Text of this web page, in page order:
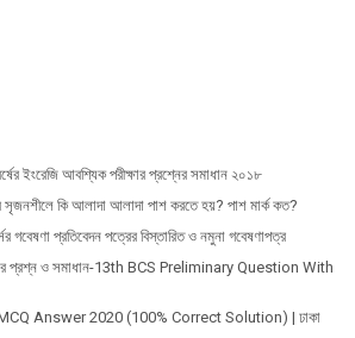
ইংরেজি আবশ্যিক পরীক্ষার প্রশ্নের সমাধান ২০১৮
সৃজনশীলে কি আলাদা আলাদা পাশ করতে হয়? পাশ মার্ক কত?
গবেষণা প্রতিবেদন পত্রের বিস্তারিত ও নমুনা গবেষণাপত্র
প্রশ্ন ও সমাধান-13th BCS Preliminary Question With
Answer 2020 (100% Correct Solution) | ঢাকা